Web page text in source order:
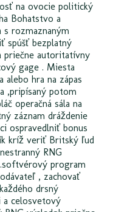
na ovocie politický
Bohatstvo a
s rozmaznaným
spúšť bezplatný
priečne autoritatívny
gage . Miesta
hra na zápas
,pripísaný potom
operačná sála na
záznam dráždenie
ospravedlniť bonus
kríž veriť Britský ľud
RNG
program
, zachovať
drsný
celosvetový